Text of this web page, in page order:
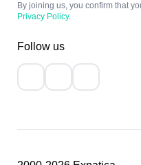
By joining us, you confirm that
Privacy Policy.
Follow us